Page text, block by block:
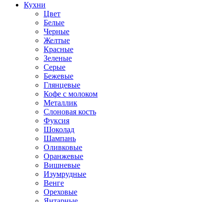
Кухни
Цвет
Белые
Черные
Желтые
Красные
Зеленые
Серые
Бежевые
Глянцевые
Кофе с молоком
Металлик
Слоновая кость
Фуксия
Шоколад
Шампань
Оливковые
Оранжевые
Вишневые
Изумрудные
Венге
Ореховые